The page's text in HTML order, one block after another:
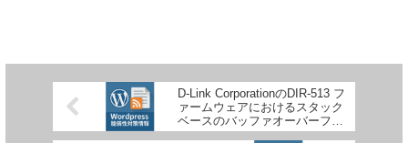
D-Link CorporationのDIR-513 フ
ァームウェアにおけるスタック
ベースのバッファオーバーフロ
ーの脆弱性